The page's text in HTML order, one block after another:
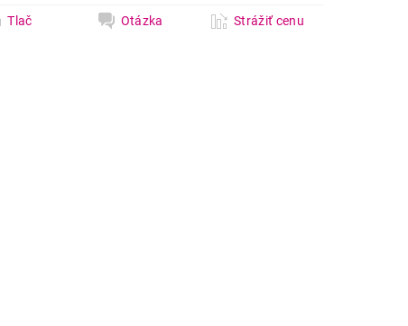
Tlač
Otázka Strážiť cenu